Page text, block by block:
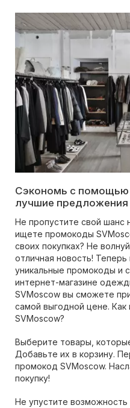
Сэкономь с помощью
лучшие предложения
Не пропустите свой шанс
ищете промокоды
своих покупках? Не
отличная новость!
уникальные промокоды и
интернет-магазине
SVMoscow вы сможете
самой выгодной цене.
SVMoscow?
Выберите товары,
Добавьте их в корзину.
промокод SVMoscow.
покупку!
Не упустите